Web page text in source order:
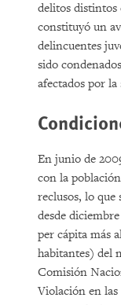
delitos distintos
constituyó un
delincuentes
sido
afectados por la
En junio de
con la
reclusos, lo
desde
per cápita más
habitantes) del
Comisión
Violación en las